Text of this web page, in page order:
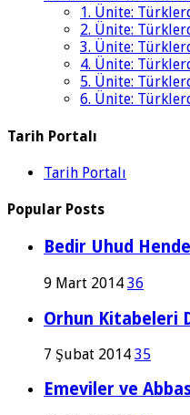
1. Ünite:
2. Ünite:
3. Ünite:
4. Ünite:
5. Ünite:
6. Ünite:
Tarih Portalı
Tarih Portalı
Popular Posts
Bedir Uhud
9 Mart 2014 36
Orhun Kitabeleri
7 Şubat 2014 35
Emeviler ve